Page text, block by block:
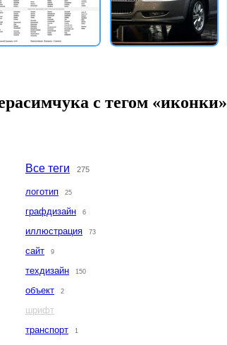
с тегом «иконки»
Все теги 275
логотип 25
графдизайн 6
иллюстрация 73
сайт 9
техдизайн 150
объект 2
шрифт
транспорт
1